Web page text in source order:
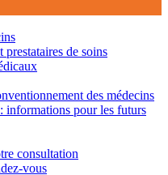
prestataires de soins
des médecins
informations pour les futurs
consultation
vous